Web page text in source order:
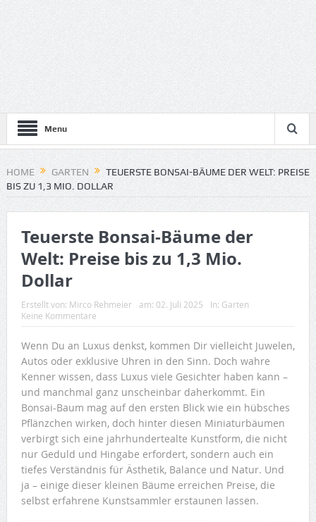
Menu
HOME GARTEN
TEUERSTE BONSAI-BÄUME DER WELT: PREISE
BIS ZU 1,3 MIO. DOLLAR
Teuerste Bonsai-Bäume der
Welt: Preise bis zu 1,3 Mio.
Dollar
Erstellt von: Mirco Rehmeier am: 02. Juli 2025 In: Garten
Keine Kommentare
Wenn Du an Luxus denkst, kommen Dir vielleicht Juwelen,
Autos oder exklusive Uhren in den Sinn. Doch wahre
Kenner wissen, dass Luxus viele Gesichter haben kann –
und manchmal ganz unscheinbar daherkommt. Ein
Bonsai-Baum mag auf den ersten Blick wie ein hübsches
Pflänzchen wirken, doch hinter diesen Miniaturbäumen
verbirgt sich eine jahrhundertealte Kunstform, die nicht
nur Geduld und Hingabe erfordert, sondern auch ein
tiefes Verständnis für Ästhetik, Balance und Natur. Und
ja – einige dieser kleinen Bäume erreichen Preise, die
selbst erfahrene Kunstsammler erstaunen lassen.